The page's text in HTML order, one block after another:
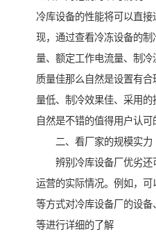
冷库设备的性能将可以直
现，通过查看冷冻设备的
量、额定工作电流量、制
质量佳那么自然是设置有
量低、制冷效果佳、采用
自然是不错的值得用户认可
二、看厂家的规模实力
辨别冷库设备厂优劣还
运营的实际情况。例如，
等方式对冷库设备厂的设
等进行详细的了解